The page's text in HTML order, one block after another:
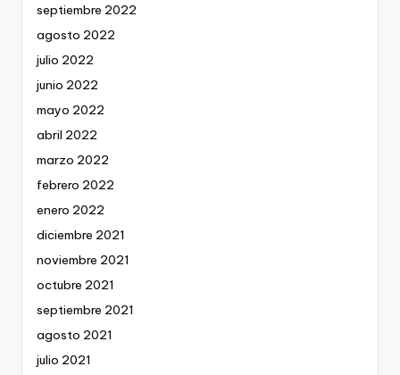
septiembre 2022
agosto 2022
julio 2022
junio 2022
mayo 2022
abril 2022
marzo 2022
febrero 2022
enero 2022
diciembre 2021
noviembre 2021
octubre 2021
septiembre 2021
agosto 2021
julio 2021